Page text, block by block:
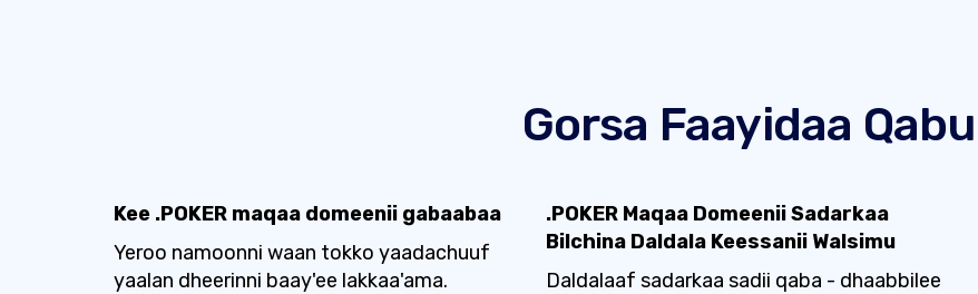
Gorsa Faayidaa Qabu
Kee .POKER maqaa domeenii gabaabaa
Yeroo namoonni waan tokko yaadachuuf
yaalan dheerinni baay'ee lakkaa'ama.
.POKER Maqaa Domeenii Sadarkaa
Bilchina Daldala Keessanii Walsimu
Daldalaaf sadarkaa sadii qaba - dhaabbilee